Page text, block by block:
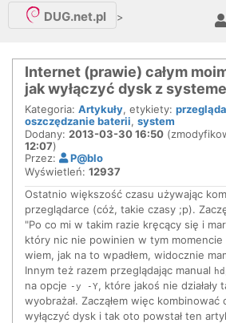
DUG.net.pl >
Internet (prawie) całym
jak wyłączyć dysk z
Kategoria: Artykuły, etykiety:
oszczędzanie baterii, system
Dodany: 2013-03-30 16:50
12:07)
Przez:
P@blo
Wyświetleń: 12937
Ostatnio większość czasu używając
przeglądarce (cóż, takie czasy ;p).
"Po co mi w takim razie kręcący się i
który nic nie powinien w tym momencie
wiem, jak na to wpadłem, widocznie
Innym też razem przeglądając manual
na opcje -y -Y, które jakoś nie działały
wyobrażał. Zacząłem więc
wyłączyć dysk i tak oto powstał ten